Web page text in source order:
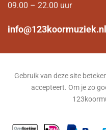
09.00 – 22.00 uur
info@123koormuziek.nl
Gebruik van deze site
accepteert. Om je zo